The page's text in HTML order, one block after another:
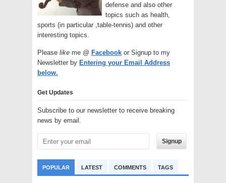
defense and also other
topics such as health,
sports (in particular ,table-tennis) and other
interesting topics.
Please like me @ Facebook or Signup to my
Newsletter by Entering your Email Address
below.
Get Updates
Subscribe to our newsletter to receive breaking
news by email.
Signup
POPULAR LATEST COMMENTS TAGS